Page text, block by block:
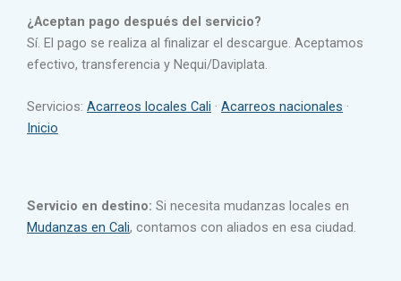
¿Aceptan pago después del servicio?
Sí. El pago se realiza al finalizar el descargue. Aceptamos
efectivo, transferencia y Nequi/Daviplata.
Servicios: Acarreos locales Cali · Acarreos nacionales ·
Inicio
Servicio en destino: Si necesita mudanzas locales en
Mudanzas en Cali, contamos con aliados en esa ciudad.